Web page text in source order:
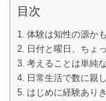
目次
体験は知性の源かも
日付と曜日、ちょ
考えることは単純
日常生活で数に親
はじめに経験ありき